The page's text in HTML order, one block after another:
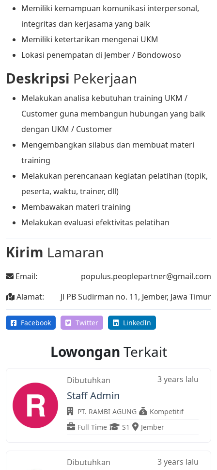
Memiliki kemampuan komunikasi interpersonal,
integritas dan kerjasama yang baik
Memiliki ketertarikan mengenai UKM
Lokasi penempatan di Jember / Bondowoso
Deskripsi Pekerjaan
Melakukan analisa kebutuhan training UKM /
Customer guna membangun hubungan yang baik
dengan UKM / Customer
Mengembangkan silabus dan membuat materi
training
Melakukan perencanaan kegiatan pelatihan (topik,
peserta, waktu, trainer, dll)
Membawakan materi training
Melakukan evaluasi efektivitas pelatihan
Kirim Lamaran
Email:
populus.peoplepartner@gmail.com
Alamat:
Jl PB Sudirman no. 11, Jember, Jawa Timur
Facebook Twitter LinkedIn
Lowongan Terkait
Dibutuhkan 3 years lalu
Staff Admin
PT. RAMBI AGUNG
Kompetitif
Full Time
S1 Jember
Dibutuhkan 3 years lalu